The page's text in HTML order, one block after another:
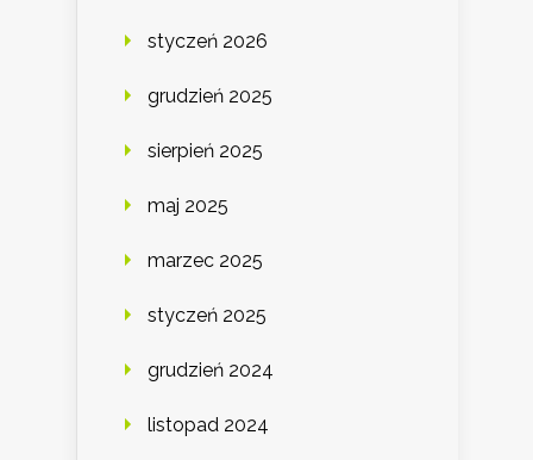
styczeń 2026
grudzień 2025
sierpień 2025
maj 2025
marzec 2025
styczeń 2025
grudzień 2024
listopad 2024